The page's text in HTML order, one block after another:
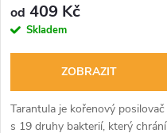
od 409 Kč
Skladem
ZOBRAZIT
Tarantula je kořenový posilovač
s 19 druhy bakterií, který chrání